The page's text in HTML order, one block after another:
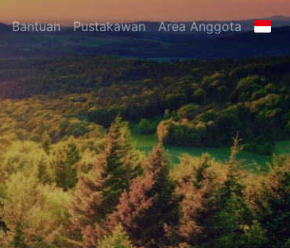
Bantuan Pustakawan Area Anggota